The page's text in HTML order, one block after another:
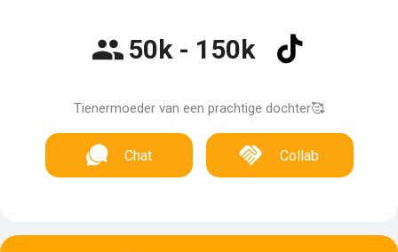
50k - 150k
Tienermoeder van een prachtige dochter🥰
Chat Collab